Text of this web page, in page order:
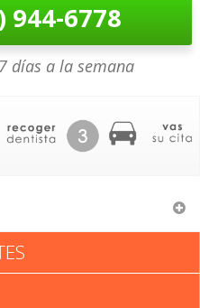
944-6778
días a la semana